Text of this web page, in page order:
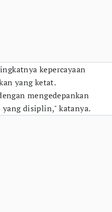
kepercayaan
yang ketat.
mengedepankan
disiplin," katanya.